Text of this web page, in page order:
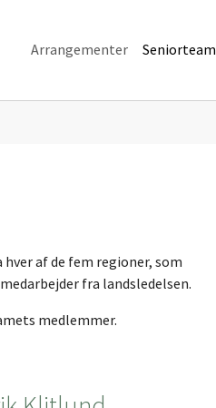
Arrangementer Seniorteam
af de fem regioner, som
fra landsledelsen.
medlemmer.